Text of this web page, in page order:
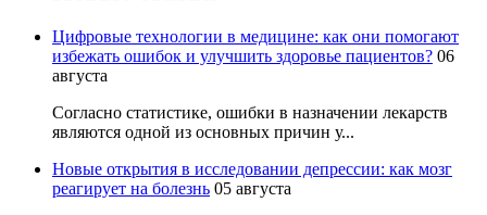
Цифровые технологии в медицине: как они помогают
избежать ошибок и улучшить здоровье пациентов? 06
августа
Согласно статистике, ошибки в назначении лекарств
являются одной из основных причин у...
Новые открытия в исследовании депрессии: как мозг
реагирует на болезнь 05 августа